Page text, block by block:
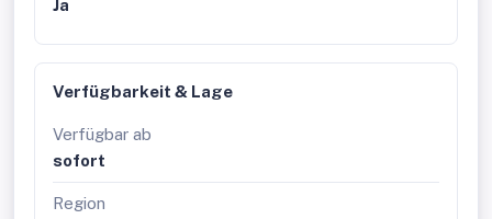
Ja
Verfügbarkeit & Lage
Verfügbar ab
sofort
Region